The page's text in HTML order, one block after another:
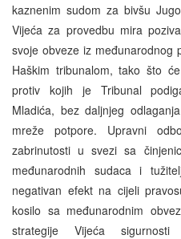
kaznenim sudom za bivšu
Vijeća za provedbu mira
svoje obveze iz međunarodnog
Haškim tribunalom, tako što
protiv kojih je Tribunal
Mladića, bez daljnjeg
mreže potpore. Upravni
zabrinutosti u svezi sa
međunarodnih sudaca i
negativan efekt na cijeli
kosilo sa međunarodnim
strategije Vijeća